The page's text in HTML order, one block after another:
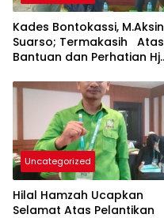
Kades Bontokassi, M.Aksin
Suarso; Termakasih Atas
Bantuan dan Perhatian Hj.
Warganya
Uncategorized
Hilal Hamzah Ucapkan
Selamat Atas Pelantikan